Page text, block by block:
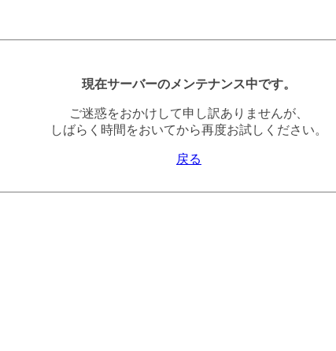
現在サーバーのメンテナンス中です。
ご迷惑をおかけして申し訳ありませんが、
しばらく時間をおいてから再度お試しください。
戻る